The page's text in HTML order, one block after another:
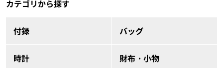
カテゴリから探す
付録 バッグ
時計 財布・小物